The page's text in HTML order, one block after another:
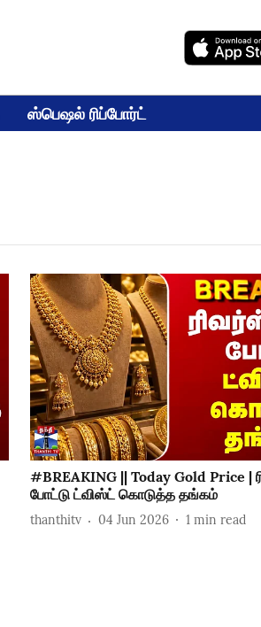
ஸ்பெஷல் ரிப்போர்ட்
#BREAKING || Today Gold Price |
போட்டு ட்விஸ்ட் கொடுத்த தங்கம்
thanthitv 04 Jun 2026 1 min read